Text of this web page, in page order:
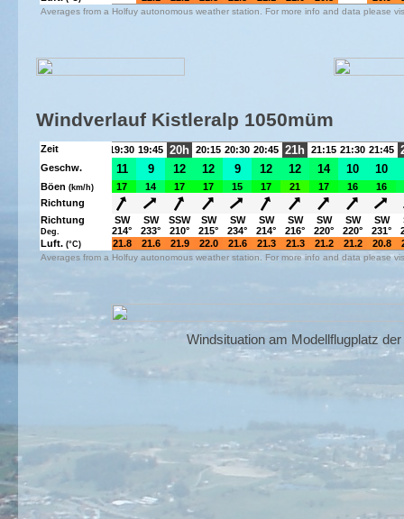
Windverlauf Kistleralp 1050müm
Windsituation am Modellflugplatz